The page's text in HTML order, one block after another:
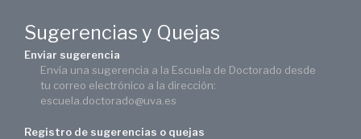
Sugerencias y Quejas
Enviar sugerencia
Envía una sugerencia a la Escuela de Doctorado desde
tu correo electrónico a la dirección:
escuela.doctorado@uva.es
Registro de sugerencias o quejas